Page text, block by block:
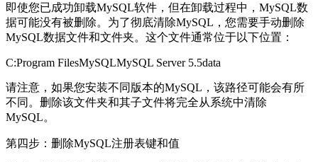
即使您已成功卸载MySQL软件，但在卸载过程中，MySQL数
据可能没有被删除。为了彻底清除MySQL，您需要手动删除
MySQL数据文件和文件夹。这个文件通常位于以下位置：
C:Program FilesMySQLMySQL Server 5.5data
请注意，如果您安装不同版本的MySQL，该路径可能会有所
不同。删除该文件夹和其子文件将完全从系统中清除
MySQL。
第四步：删除MySQL注册表键和值